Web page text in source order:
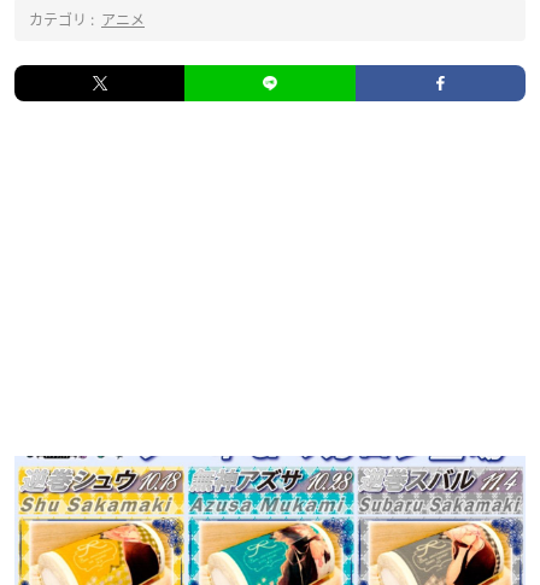
カテゴリ : アニメ